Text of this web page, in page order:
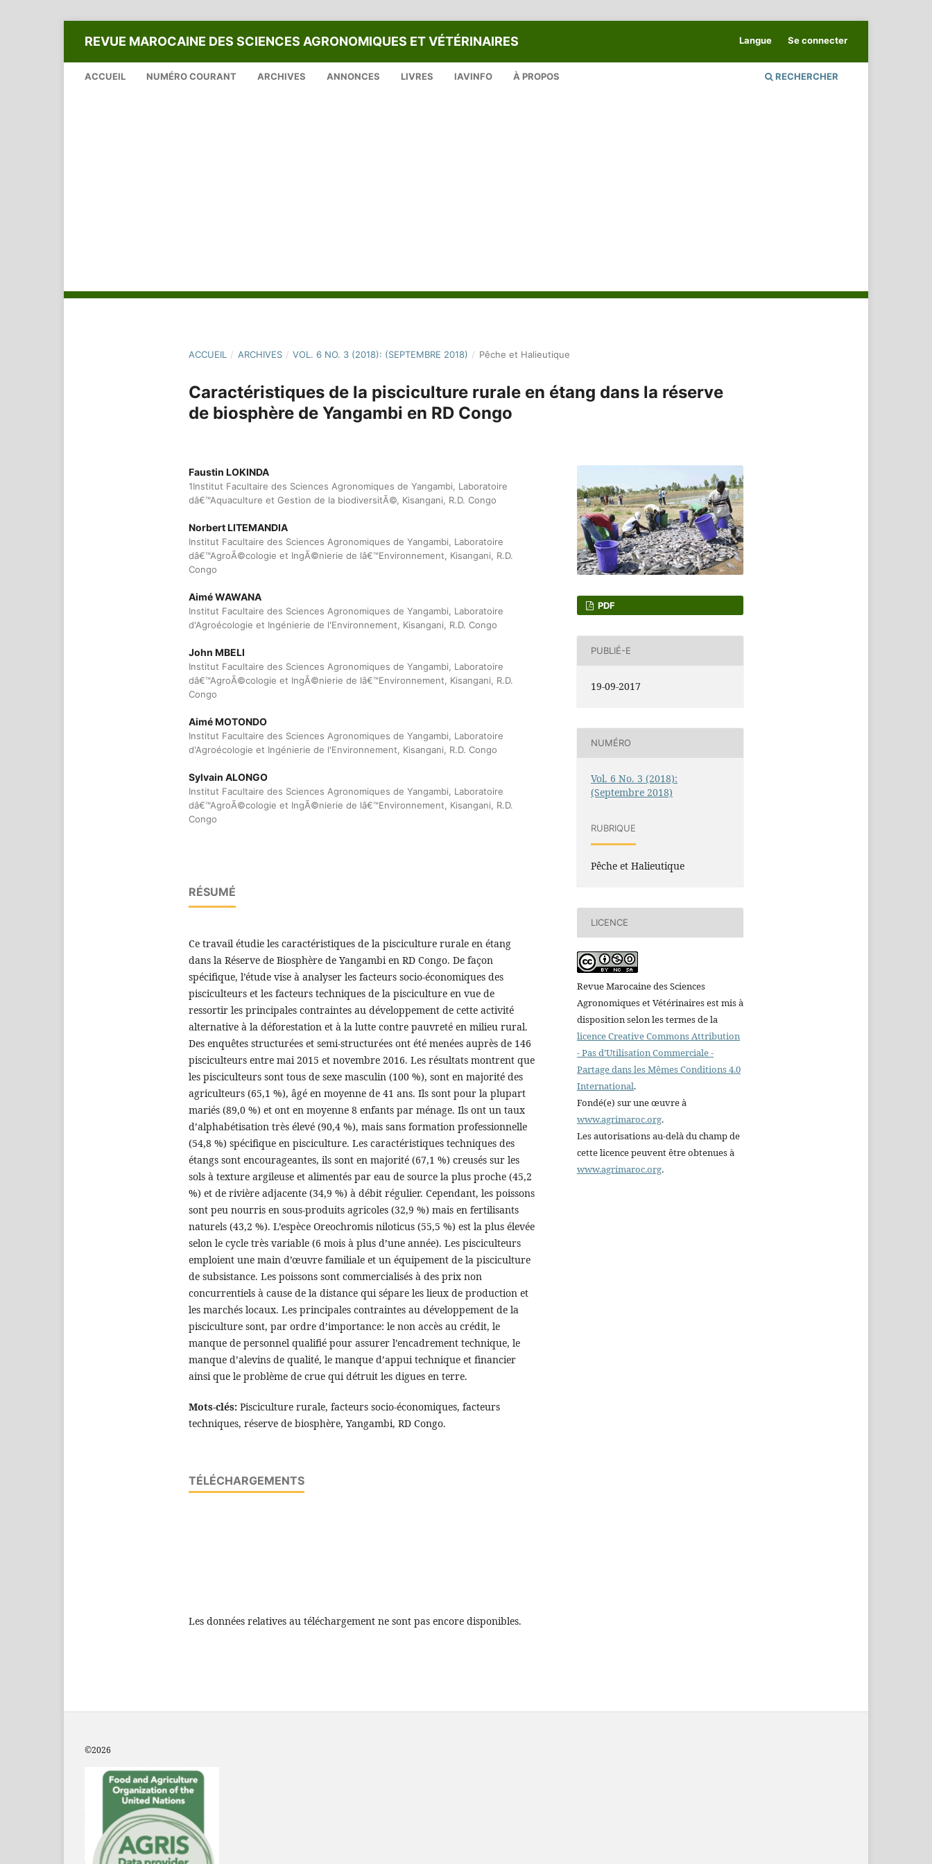
REVUE MAROCAINE DES SCIENCES AGRONOMIQUES ET VÉTÉRINAIRES
ACCUEIL NUMÉRO COURANT ARCHIVES ANNONCES LIVRES IAVINFO À PROPOS RECHERCHER
Langue Se connecter
ACCUEIL / ARCHIVES / VOL. 6 NO. 3 (2018): (SEPTEMBRE 2018) / Pêche et Halieutique
Caractéristiques de la pisciculture rurale en étang dans la réserve
de biosphère de Yangambi en RD Congo
Faustin LOKINDA
1Institut Facultaire des Sciences Agronomiques de Yangambi, Laboratoire
dâ€™Aquaculture et Gestion de la biodiversitÃ©, Kisangani, R.D. Congo
Norbert LITEMANDIA
Institut Facultaire des Sciences Agronomiques de Yangambi, Laboratoire
dâ€™AgroÃ©cologie et IngÃ©nierie de lâ€™Environnement, Kisangani, R.D.
Congo
Aimé WAWANA
Institut Facultaire des Sciences Agronomiques de Yangambi, Laboratoire
d'Agroécologie et Ingénierie de l'Environnement, Kisangani, R.D. Congo
John MBELI
Institut Facultaire des Sciences Agronomiques de Yangambi, Laboratoire
dâ€™AgroÃ©cologie et IngÃ©nierie de lâ€™Environnement, Kisangani, R.D.
Congo
Aimé MOTONDO
Institut Facultaire des Sciences Agronomiques de Yangambi, Laboratoire
d'Agroécologie et Ingénierie de l'Environnement, Kisangani, R.D. Congo
Sylvain ALONGO
Institut Facultaire des Sciences Agronomiques de Yangambi, Laboratoire
dâ€™AgroÃ©cologie et IngÃ©nierie de lâ€™Environnement, Kisangani, R.D.
Congo
RÉSUMÉ
Ce travail étudie les caractéristiques de la pisciculture rurale en étang
dans la Réserve de Biosphère de Yangambi en RD Congo. De façon
spécifique, l’étude vise à analyser les facteurs socio-économiques des
pisciculteurs et les facteurs techniques de la pisciculture en vue de
ressortir les principales contraintes au développement de cette activité
alternative à la déforestation et à la lutte contre pauvreté en milieu rural.
Des enquêtes structurées et semi-structurées ont été menées auprès de 146
pisciculteurs entre mai 2015 et novembre 2016. Les résultats montrent que
les pisciculteurs sont tous de sexe masculin (100 %), sont en majorité des
agriculteurs (65,1 %), âgé en moyenne de 41 ans. Ils sont pour la plupart
mariés (89,0 %) et ont en moyenne 8 enfants par ménage. Ils ont un taux
d’alphabétisation très élevé (90,4 %), mais sans formation professionnelle
(54,8 %) spécifique en pisciculture. Les caractéristiques techniques des
étangs sont encourageantes, ils sont en majorité (67,1 %) creusés sur les
sols à texture argileuse et alimentés par eau de source la plus proche (45,2
%) et de rivière adjacente (34,9 %) à débit régulier. Cependant, les poissons
sont peu nourris en sous-produits agricoles (32,9 %) mais en fertilisants
naturels (43,2 %). L’espèce Oreochromis niloticus (55,5 %) est la plus élevée
selon le cycle très variable (6 mois à plus d’une année). Les pisciculteurs
emploient une main d’œuvre familiale et un équipement de la pisciculture
de subsistance. Les poissons sont commercialisés à des prix non
concurrentiels à cause de la distance qui sépare les lieux de production et
les marchés locaux. Les principales contraintes au développement de la
pisciculture sont, par ordre d’importance: le non accès au crédit, le
manque de personnel qualifié pour assurer l’encadrement technique, le
manque d’alevins de qualité, le manque d’appui technique et financier
ainsi que le problème de crue qui détruit les digues en terre.
Mots-clés: Pisciculture rurale, facteurs socio-économiques, facteurs
techniques, réserve de biosphère, Yangambi, RD Congo.
TÉLÉCHARGEMENTS
Les données relatives au téléchargement ne sont pas encore disponibles.
PDF
PUBLIÉ-E
19-09-2017
NUMÉRO
Vol. 6 No. 3 (2018):
(Septembre 2018)
RUBRIQUE
Pêche et Halieutique
LICENCE
Revue Marocaine des Sciences
Agronomiques et Vétérinaires est mis à
disposition selon les termes de la
licence Creative Commons Attribution
- Pas d’Utilisation Commerciale -
Partage dans les Mêmes Conditions 4.0
International.
Fondé(e) sur une œuvre à
www.agrimaroc.org.
Les autorisations au-delà du champ de
cette licence peuvent être obtenues à
www.agrimaroc.org.
©2026